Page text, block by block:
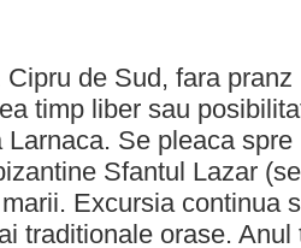
de Sud, fara pranz
timp liber sau
Se pleaca
Sfantul Lazar
Excursia continua
traditionale orase.